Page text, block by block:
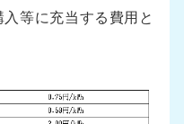
等に充当する費用と